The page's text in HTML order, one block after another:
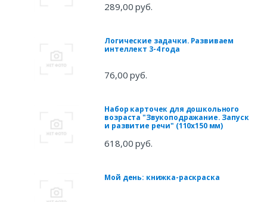
289,00 руб.
Логические задачки. Развиваем
интеллект 3-4 года
76,00 руб.
Набор карточек для дошкольного
возраста "Звукоподражание. Запуск
и развитие речи" (110х150 мм)
618,00 руб.
Мой день: книжка-раскраска